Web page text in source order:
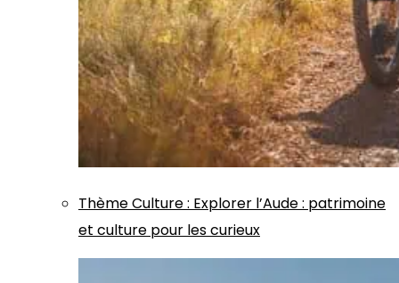
ThèmeCulture: Explorer l’Aude : patrimoine
et culture pour les curieux